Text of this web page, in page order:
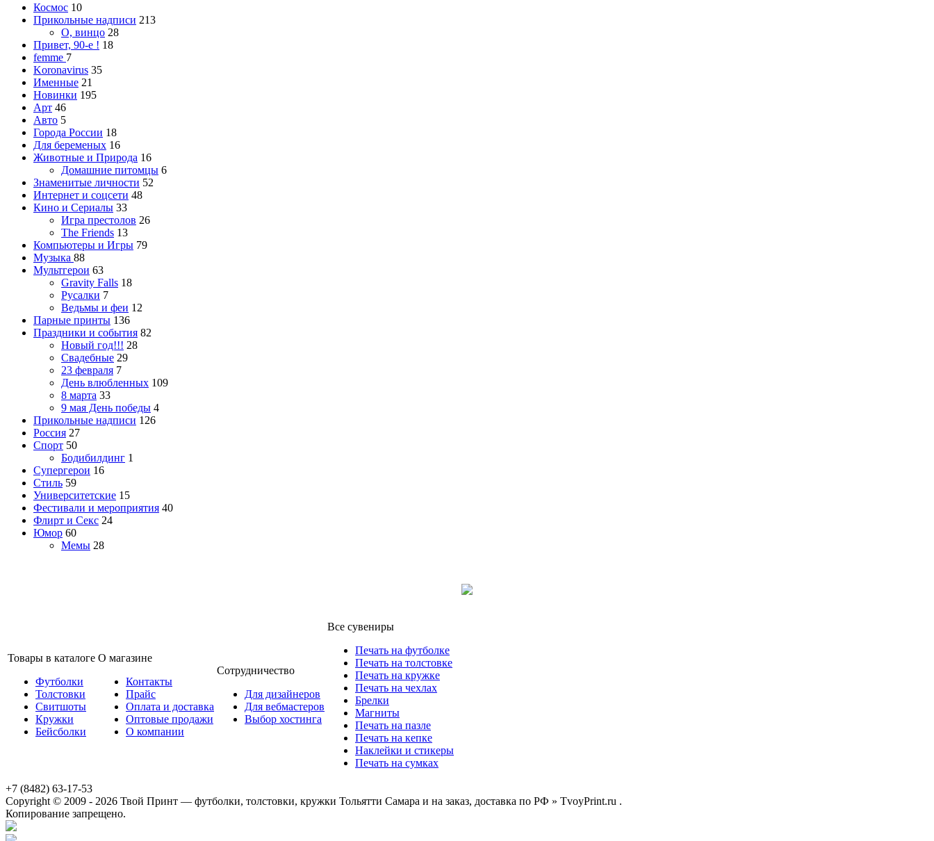
Космос 10
Прикольные надписи 213
О, винцо 28
Привет, 90-е ! 18
femme 7
Koronavirus 35
Именные 21
Новинки 195
Арт 46
Авто 5
Города России 18
Для беременых 16
Животные и Природа 16
Домашние питомцы 6
Знаменитые личности 52
Интернет и соцсети 48
Кино и Сериалы 33
Игра престолов 26
The Friends 13
Компьютеры и Игры 79
Музыка 88
Мультгерои 63
Gravity Falls 18
Русалки 7
Ведьмы и феи 12
Парные принты 136
Праздники и события 82
Новый год!!! 28
Свадебные 29
23 февраля 7
День влюбленных 109
8 марта 33
9 мая День победы 4
Прикольные надписи 126
Россия 27
Спорт 50
Бодибилдинг 1
Супергерои 16
Стиль 59
Университетские 15
Фестивали и мероприятия 40
Флирт и Секс 24
Юмор 60
Мемы 28
Товары в каталоге
Футболки
Толстовки
Свитшоты
Кружки
Бейсболки
О магазине
Контакты
Прайс
Оплата и доставка
Оптовые продажи
О компании
Сотрудничество
Для дизайнеров
Для вебмастеров
Выбор хостинга
Все сувениры
Печать на футболке
Печать на толстовке
Печать на кружке
Печать на чехлах
Брелки
Магниты
Печать на пазле
Печать на кепке
Наклейки и стикеры
Печать на сумках
+7 (8482) 63-17-53
Copyright © 2009 - 2026 Твой Принт — футболки, толстовки, кружки Тольятти Самара и на заказ, доставка по РФ » TvoyPrint.ru .
Копирование запрещено.